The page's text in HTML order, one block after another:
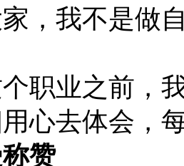
，我不是做
职业之前，
心去体会，
赞